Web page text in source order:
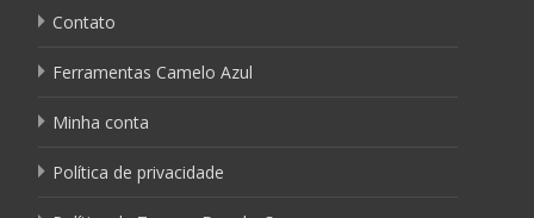
Contato
Ferramentas Camelo Azul
Minha conta
Política de privacidade